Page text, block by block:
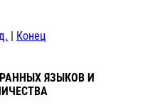
| Конец
ЯЗЫКОВ И